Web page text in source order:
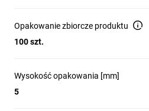
Opakowanie zbiorcze produktu
100 szt.
Wysokość opakowania [mm]
5